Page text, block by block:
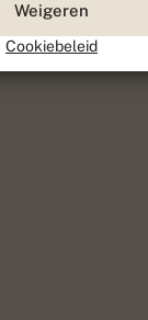
Weigeren
Cookiebeleid